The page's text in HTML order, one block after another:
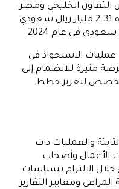
التعاون الخليجي ومصر
والأردن، وقد حققت صافي دخل قدره 2.31 مليار ريال سعودي
عمليات الاستحواذ في
مثيرة للانضمام إلى
مخصص لتعزيز خطط
والعمليات ذات
الأعمال وأصحاب
الالتزام بسياسات
ومعايير التقارير